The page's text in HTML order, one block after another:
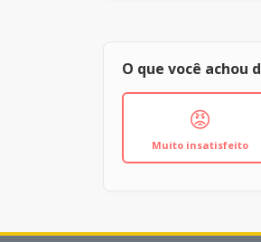
O que você achou
😡
Muito insatisfeito